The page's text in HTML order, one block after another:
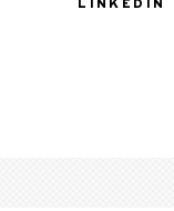
LINKEDIN